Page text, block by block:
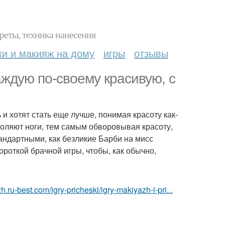
техника нанесения
и макияж на дому игры отзывы
по-своему красивую, с
хотят стать еще лучше, понимая красоту как-
ноги, тем самым обворовывая красоту,
как безликие Барби на мисс
брачной игры, чтобы, как обычно,
best.com/igry-pricheski/igry-makiyazh-i-pri...